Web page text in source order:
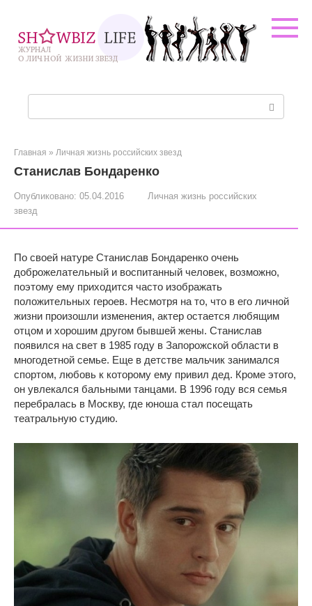
контенту
Главная » Личная жизнь российских звезд
Станислав Бондаренко
Опубликовано: 05.04.2016
Личная жизнь российских
звезд
По своей натуре Станислав Бондаренко очень
доброжелательный и воспитанный человек, возможно,
поэтому ему приходится часто изображать
положительных героев. Несмотря на то, что в его личной
жизни произошли изменения, актер остается любящим
отцом и хорошим другом бывшей жены. Станислав
появился на свет в 1985 году в Запорожской области в
многодетной семье. Еще в детстве мальчик занимался
спортом, любовь к которому ему привил дед. Кроме этого,
он увлекался бальными танцами. В 1996 году вся семья
перебралась в Москву, где юноша стал посещать
театральную студию.